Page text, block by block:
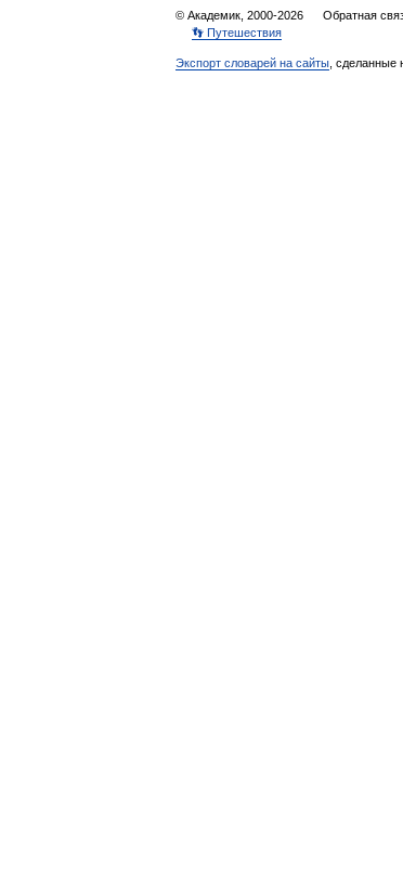
© Академик, 2000-2026 Обратная
👣 Путешествия
Экспорт словарей на сайты , сделанные